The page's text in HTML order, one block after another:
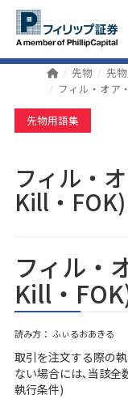
先物
先
フィル・オア
先物用語集
フィル・
Kill・
フィル・
Kill・
読み方： ふぃるおあきる
取引を注文する際の
ない場合には､当該全
執行条件)